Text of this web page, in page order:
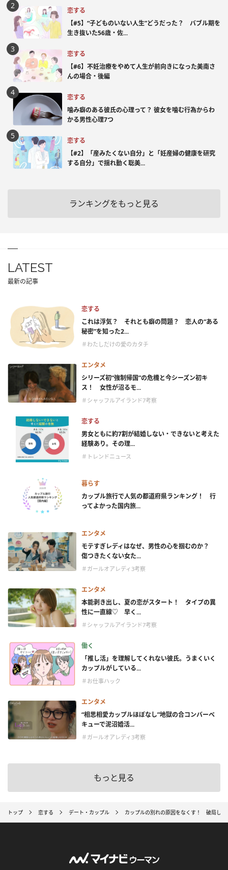
恋する
【#5】“子どものいない人生”どうだった？ バブル期を
生き抜いた56歳・佐...
恋する
【#6】不妊治療をやめて人生が前向きになった美南さ
んの場合・後編
恋する
噛み癖のある彼氏の心理って？ 彼女を噛む行為からわ
かる男性心理7つ
恋する
【#2】「産みたくない自分」と「妊産婦の健康を研究
する自分」で揺れ動く聡美...
ランキングをもっと見る
LATEST
最新の記事
恋する
これは浮気？ それとも癖の問題？ 恋人の“ある
秘密”を知った2...
＃わたしだけの愛のカタチ
エンタメ
シリーズ初“強制帰国”の危機と今シーズン初キ
ス！ 女性が沼るモ...
＃シャッフルアイランド7考察
恋する
男女ともに約7割が結婚しない・できないと考えた
経験あり。その理...
＃トレンドニュース
暮らす
カップル旅行で人気の都道府県ランキング！ 行
ってよかった国内旅...
エンタメ
モテすぎレディはなぜ、男性の心を掴むのか？
傷つきたくない女た...
＃ガールオアレディ3考察
エンタメ
本能剥き出し、夏の恋がスタート！ タイプの異
性に一直線♡ 早く...
＃シャッフルアイランド7考察
働く
「推し活」を理解してくれない彼氏。うまくいく
カップルがしている...
＃お仕事ハック
エンタメ
“相思相愛カップルほぼなし”地獄の合コンバーベ
キューで泥沼婚活...
＃ガールオアレディ3考察
もっと見る
トップ 恋する デート・カップル カップルの別れの原因をなくす！ 破局しな